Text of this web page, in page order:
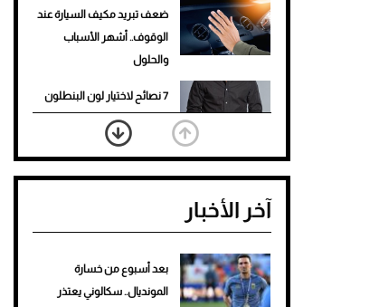
ضعف تبريد مكيف السيارة عند
الوقوف.. أشهر الأسباب
والحلول
7 نصائح لاختيار لون البنطلون
المناسب للقميص الأسود
نرى المستقبل من خلال
تصميماتنا.. كيف حجزت 1886
تمنحك فخامة استثنائية
آخر الأخبار
بعد أسبوع من خسارة
المونديال.. سكالوني يعتذر